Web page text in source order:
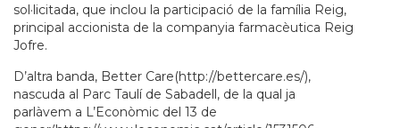
sol·licitada, que inclou la participació de la família Reig,
principal accionista de la companyia farmacèutica Reig
Jofre.
D’altra banda, Better Care(http://bettercare.es/),
nascuda al Parc Taulí de Sabadell, de la qual ja
parlàvem a L’Econòmic del 13 de